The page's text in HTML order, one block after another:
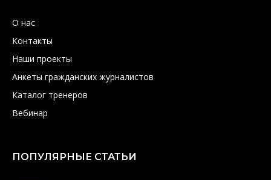
О нас
Контакты
Наши проекты
Анкеты гражданских журналистов
Каталог тренеров
Вебинар
ПОПУЛЯРНЫЕ СТАТЬИ